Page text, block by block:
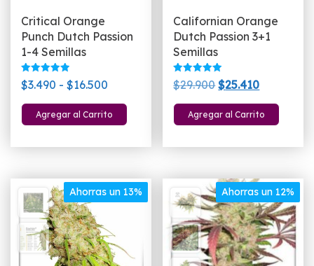
Critical Orange
Punch Dutch Passion
1-4 Semillas
Valorado
con
de 5
$3.490 - $16.500
de
precios:
$16.500
Agregar al Carrito
producto
Las
opciones
pueden
Californian Orange
Dutch Passion 3+1
Semillas
Valorado
con
de 5
$29.900El
precio
original
$25.410El
precio
actual
Agregar al Carrito
Ahorras un 13% Ahorras un 12%